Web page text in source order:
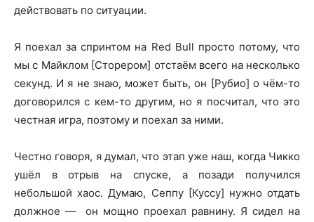
действовать по ситуации.
Я поехал за спринтом на Red Bull просто потому, что
мы с Майклом [Сторером] отстаём всего на несколько
секунд. И я не знаю, может быть, он [Рубио] о чём-то
договорился с кем-то другим, но я посчитал, что это
честная игра, поэтому и поехал за ними.
Честно говоря, я думал, что этап уже наш, когда Чикко
ушёл в отрыв на спуске, а позади получился
небольшой хаос. Думаю, Сеппу [Куссу] нужно отдать
должное — он мощно проехал равнину. Я сидел на